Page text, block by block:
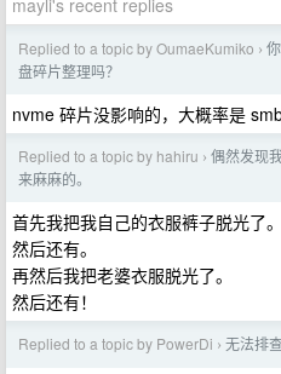
mayli's recent replies
Replied to a topic by OumaeKumiko ›
盘碎片整理吗？
nvme 碎片没影响的，大概率是
Replied to a topic by hahiru › 偶然发现
来麻麻的。
首先我把我自己的衣服裤子脱光了。
然后还有。
再然后我把老婆衣服脱光了。
然后还有！
Replied to a topic by PowerDi › 无法排